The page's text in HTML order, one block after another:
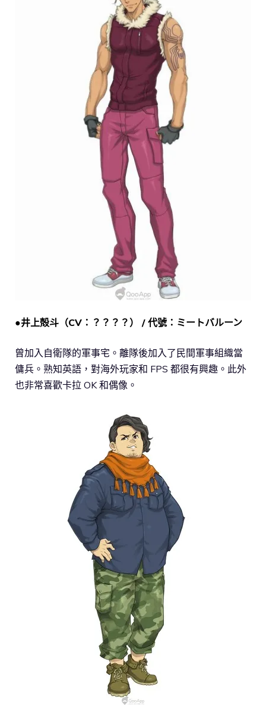
●井上殻斗（CV：？？？？） / 代號：ミートバルーン
曾加入自衛隊的軍事宅。離隊後加入了民間軍事組織當
傭兵。熟知英語，對海外玩家和 FPS 都很有興趣。此外
也非常喜歡卡拉 OK 和偶像。